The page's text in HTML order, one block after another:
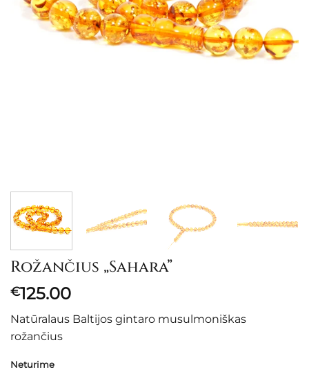
Rožančius „Sahara”
€125.00
Natūralaus Baltijos gintaro musulmoniškas
rožančius
Neturime